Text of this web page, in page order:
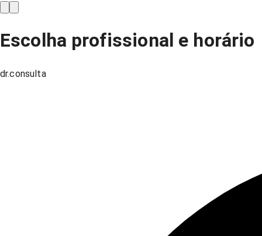
Escolha profissional e horário
dr.consulta